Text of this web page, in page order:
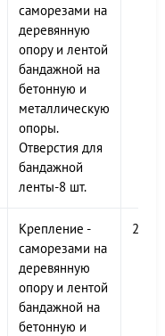
саморезами на
деревянную
опору и лентой
бандажной на
бетонную и
металлическую
опоры.
Отверстия для
бандажной
ленты-8 шт.
Крепление -
саморезами на
деревянную
опору и лентой
бандажной на
бетонную и